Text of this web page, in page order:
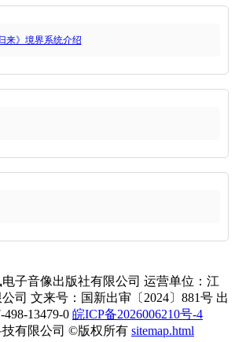
来》境界系统介绍
子音像出版社有限公司 运营单位：江
司 文来号：国新出审〔2024〕881号 出
13479-0 皖ICP备2026006210号-4
有限公司 ©版权所有 sitemap.html